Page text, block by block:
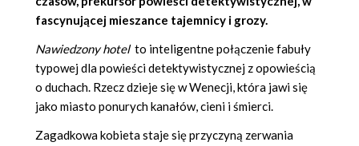
fascynującej mieszance tajemnicy i grozy.
Nawiedzony hotelto inteligentne połączenie fabuły
typowej dla powieści detektywistycznej z opowieścią
o duchach. Rzecz dzieje się w Wenecji, która jawi się
jako miasto ponurych kanałów, cieni i śmierci.
Zagadkowa kobieta staje się przyczyną zerwania